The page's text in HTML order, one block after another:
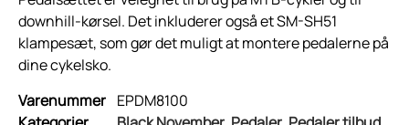
downhill-kørsel. Det inkluderer også et SM-SH51
klampesæt, som gør det muligt at montere pedalerne på
dine cykelsko.
Varenummer EPDM8100